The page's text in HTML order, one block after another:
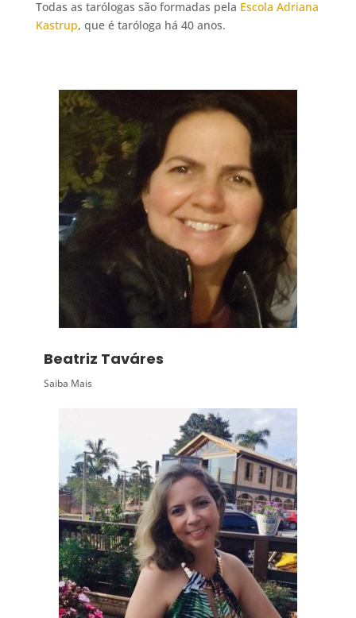
Todas as tarólogas são formadas pela Escola Adriana
Kastrup, que é taróloga há 40 anos.
Beatriz Taváres
Saiba Mais